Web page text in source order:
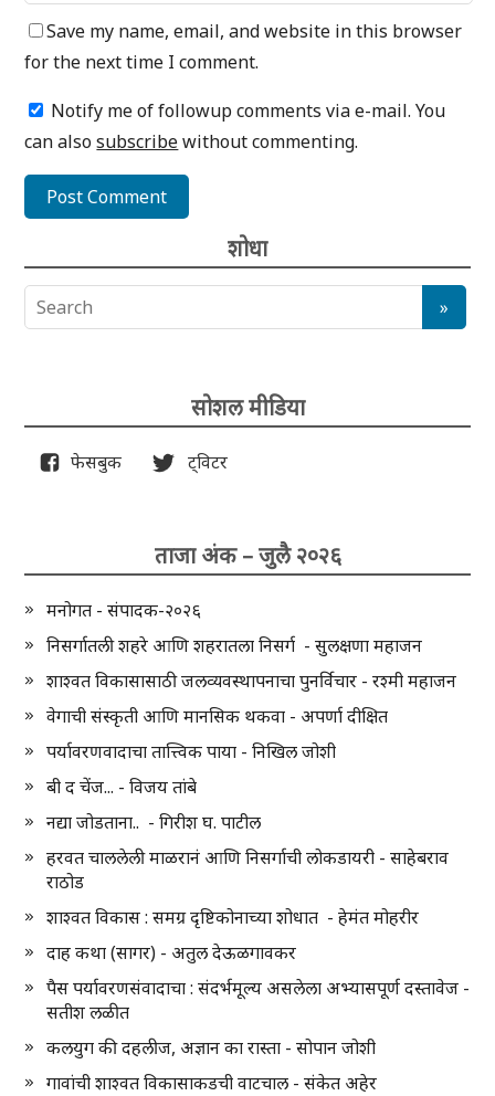
Save my name, email, and website in this browser
for the next time I comment.
Notify me of followup comments via e-mail. You
can alsosubscribewithout commenting.
शोधा
सोशल मीडिया
फेसबुक ट्विटर
ताजा अंक – जुलै २०२६
मनोगत - संपादक-२०२६
निसर्गातली शहरे आणि शहरातला निसर्ग - सुलक्षणा महाजन
शाश्वत विकासासाठी जलव्यवस्थापनाचा पुनर्विचार - रश्मी महाजन
वेगाची संस्कृती आणि मानसिक थकवा - अपर्णा दीक्षित
पर्यावरणवादाचा तात्त्विक पाया - निखिल जोशी
बी द चेंज... - विजय तांबे
नद्या जोडताना.. - गिरीश घ. पाटील
हरवत चाललेली माळरानं आणि निसर्गाची लोकडायरी - साहेबराव
राठोड
शाश्वत विकास : समग्र दृष्टिकोनाच्या शोधात - हेमंत मोहरीर
दाह कथा (सागर) - अतुल देऊळगावकर
पैस पर्यावरणसंवादाचा : संदर्भमूल्य असलेला अभ्यासपूर्ण दस्तावेज -
सतीश लळीत
कलयुग की दहलीज, अज्ञान का रास्ता - सोपान जोशी
गावांची शाश्वत विकासाकडची वाटचाल - संकेत अहेर